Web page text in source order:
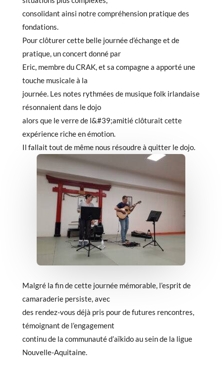
consolidant ainsi notre compréhension pratique des
fondations.
Pour clôturer cette belle journée d’échange et de
pratique, un concert donné par
Eric, membre du CRAK, et sa compagne a apporté une
touche musicale à la
journée. Les notes rythmées de musique folk irlandaise
résonnaient dans le dojo
alors que le verre de l&#39;amitié clôturait cette
expérience riche en émotion.
Il fallait tout de même nous résoudre à quitter le dojo.
Malgré la fin de cette journée mémorable, l’esprit de
camaraderie persiste, avec
des rendez-vous déjà pris pour de futures rencontres,
témoignant de l’engagement
continu de la communauté d’aïkido au sein de la ligue
Nouvelle-Aquitaine.